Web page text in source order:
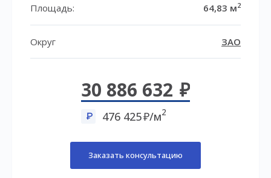
Площадь: 64,83 м2
Округ ЗАО
30 886 632
476 425 /м2
Заказать консультацию